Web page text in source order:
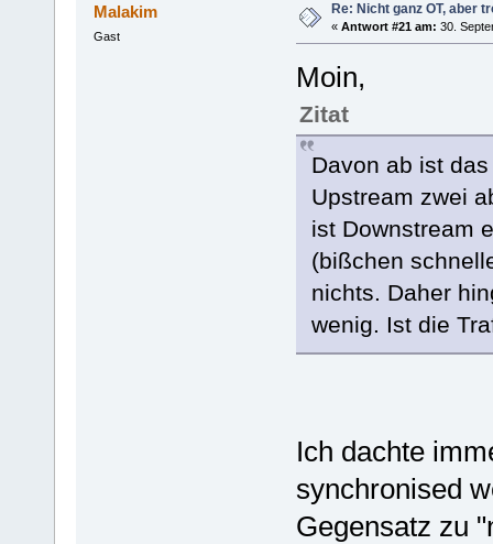
Malakim
Gast
Re: Nicht ganz OT, aber
« Antwort #21 am: 30.
Moin,
Zitat
Davon ab ist
Upstream zwei
ist Downstream
(bißchen
nichts. Daher
wenig. Ist die
Ich dachte
synchronised
Gegensatz zu